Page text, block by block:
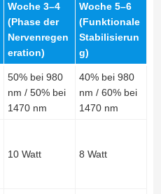
Woche 3–4
(Phase der
Nervenregen
eration)
Woche 5–6
(Funktionale
Stabilisierun
g)
50% bei 980
nm / 50% bei
1470 nm
40% bei 980
nm / 60% bei
1470 nm
10 Watt 8 Watt